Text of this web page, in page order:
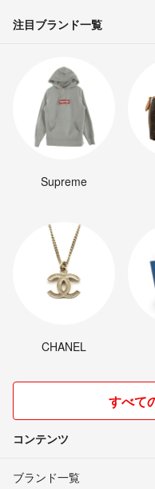
注目ブランド一覧
Supreme
CHANEL
すべて
コンテンツ
ブランド一覧